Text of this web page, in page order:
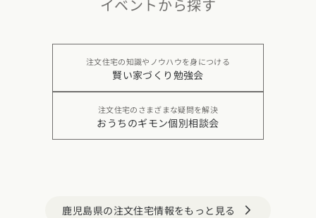
イベントから探す
注文住宅の知識やノウハウを身につける
賢い家づくり勉強会
注文住宅のさまざまな疑問を解決
おうちのギモン個別相談会
鹿児島県の注文住宅情報をもっと見る arrow_forward_ios